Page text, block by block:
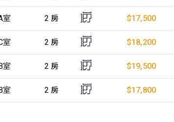
室 2 房 $17,500
室 2 房 $18,200
室 2 房 $19,500
室 2 房 $17,800